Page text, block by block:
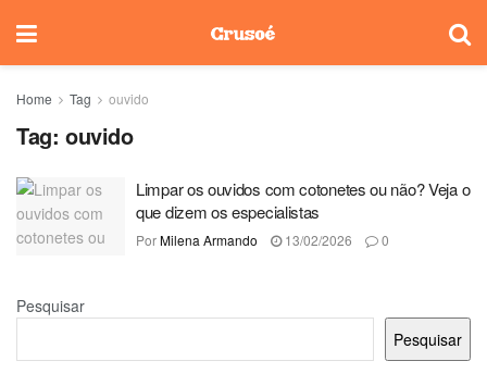
Home Tag ouvido
Tag: ouvido
Limpar os ouvidos com cotonetes ou não? Veja o
que dizem os especialistas
PorMilena Armando 13/02/2026 0
Pesquisar
Pesquisar